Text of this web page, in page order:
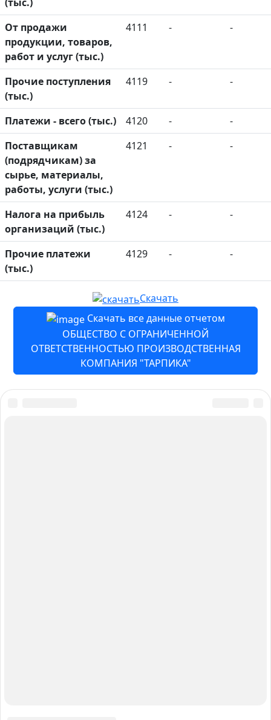
(тыс.)
От продажи
продукции, товаров,
работ и услуг (тыс.)
4111 - -
Прочие поступления
(тыс.)
4119 - -
Платежи - всего (тыс.) 4120 -
-
Поставщикам
(подрядчикам) за
сырье, материалы,
работы, услуги (тыс.)
4121 - -
Налога на прибыль
организаций (тыс.)
4124 - -
Прочие платежи
(тыс.)
4129 - -
Скачать
Скачать все данные отчетом
ОБЩЕСТВО С ОГРАНИЧЕННОЙ
ОТВЕТСТВЕННОСТЬЮ ПРОИЗВОДСТВЕННАЯ
КОМПАНИЯ "ТАРПИКА"